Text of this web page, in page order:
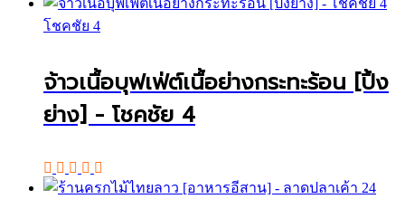
โชคชัย 4
จ้าวเนื้อบุฟเฟ่ต์เนื้อย่างกระทะร้อน [ปิ้ง
ย่าง] - โชคชัย 4